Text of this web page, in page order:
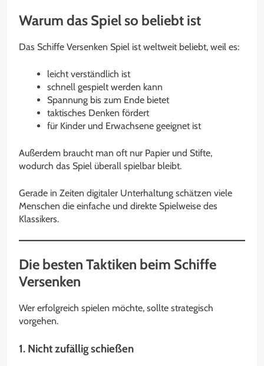
Warum das Spiel so beliebt ist
Das Schiffe Versenken Spiel ist weltweit beliebt, weil es:
leicht verständlich ist
schnell gespielt werden kann
Spannung bis zum Ende bietet
taktisches Denken fördert
für Kinder und Erwachsene geeignet ist
Außerdem braucht man oft nur Papier und Stifte,
wodurch das Spiel überall spielbar bleibt.
Gerade in Zeiten digitaler Unterhaltung schätzen viele
Menschen die einfache und direkte Spielweise des
Klassikers.
Die besten Taktiken beim Schiffe
Versenken
Wer erfolgreich spielen möchte, sollte strategisch
vorgehen.
1. Nicht zufällig schießen